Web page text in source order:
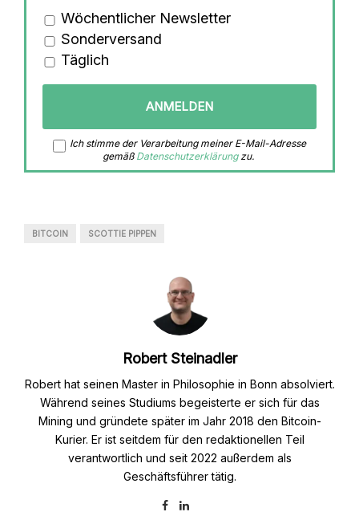
Wöchentlicher Newsletter
Sonderversand
Täglich
Ich stimme der Verarbeitung meiner E-Mail-Adresse
gemäß Datenschutzerklärungzu.
BITCOIN SCOTTIE PIPPEN
Robert Steinadler
Robert hat seinen Master in Philosophie in Bonn absolviert.
Während seines Studiums begeisterte er sich für das
Mining und gründete später im Jahr 2018 den Bitcoin-
Kurier. Er ist seitdem für den redaktionellen Teil
verantwortlich und seit 2022 außerdem als
Geschäftsführer tätig.